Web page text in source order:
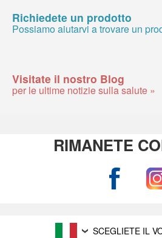
Richiedete un prodotto
Possiamo aiutarvi a trovare un
Visitate il nostro Blog
per le ultime notizie sulla salute »
RIMANETE
SCEGLIETE IL